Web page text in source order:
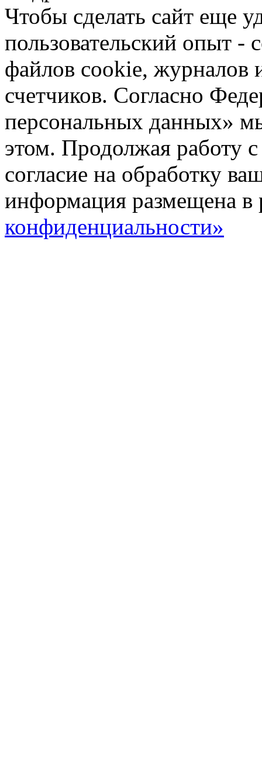
Чтобы сделать сайт еще
пользовательский опыт
файлов cookie, журналов
счетчиков. Согласно
персональных данных»
этом. Продолжая работу
согласие на обработку
информация размещена в
конфиденциальности»